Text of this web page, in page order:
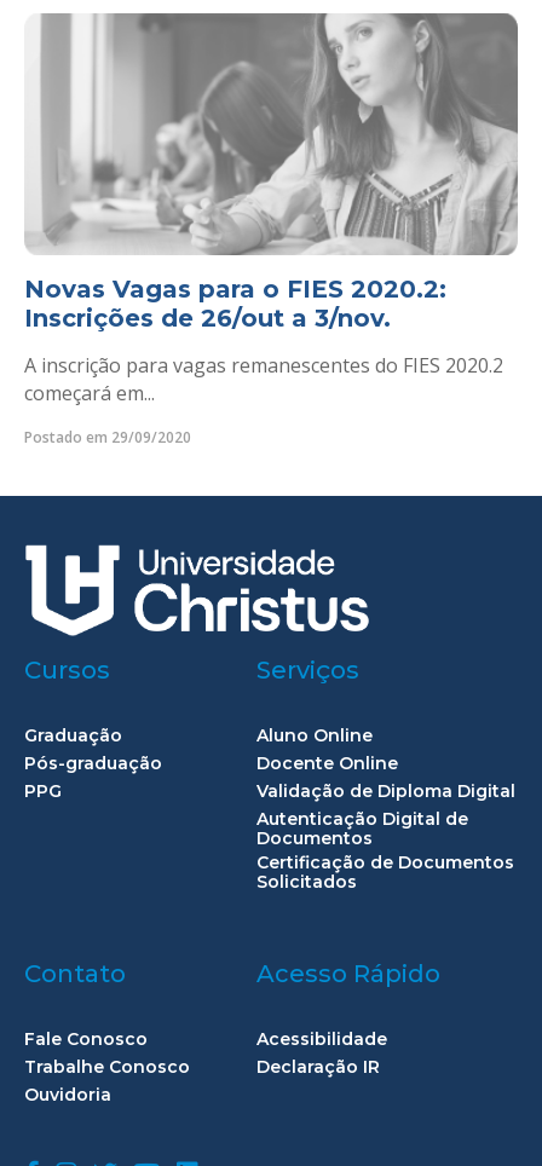
Novas Vagas para o FIES 2020.2:
Inscrições de 26/out a 3/nov.
A inscrição para vagas remanescentes do FIES 2020.2
começará em...
Postado em 29/09/2020
Cursos
Graduação
Pós-graduação
PPG
Serviços
Aluno Online
Docente Online
Validação de Diploma Digital
Autenticação Digital de
Documentos
Certificação de Documentos
Solicitados
Contato
Fale Conosco
Trabalhe Conosco
Ouvidoria
Acesso Rápido
Acessibilidade
Declaração IR